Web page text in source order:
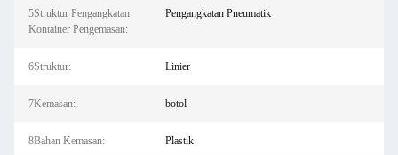
5Struktur Pengangkatan
Kontainer Pengemasan:
Pengangkatan Pneumatik
6Struktur: Linier
7Kemasan: botol
8Bahan Kemasan: Plastik